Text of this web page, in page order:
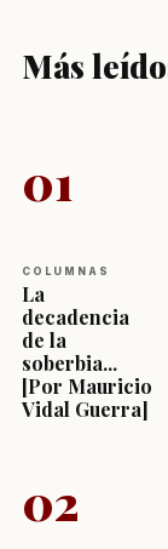
Más
01
COLUMNAS
La
decadencia
de la
soberbia...
[Por Mauricio
Vidal Guerra]
02